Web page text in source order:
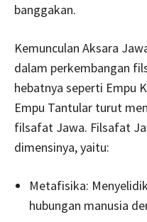
banggakan.
Kemunculan Aksara
dalam perkembangan
hebatnya seperti Empu
Empu Tantular turut
filsafat Jawa. Filsafat
dimensinya, yaitu:
Metafisika:
hubungan manusia